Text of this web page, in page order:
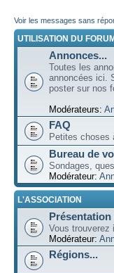
Voir les messages sans
UTILISATION DU FORUM
Annonces...
Toutes les
annoncées ici.
poster sur nos
Modérateurs:
FAQ
Petites choses
Bureau de
Sondages,
Modérateur:
L'ASSOCIATION
Vous trouverez
Modérateur:
Régions...